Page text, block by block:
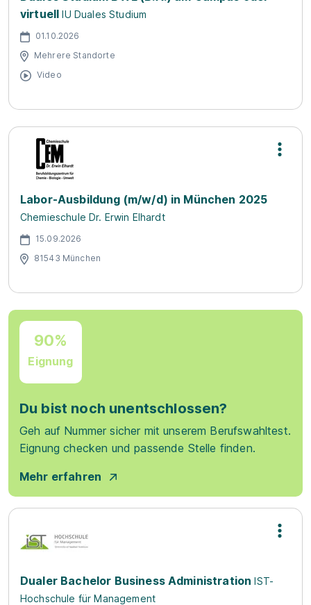
virtuell IU Duales Studium
01.10.2026
Mehrere Standorte
Video
Labor-Ausbildung (m/w/d) in München 2025
Chemieschule Dr. Erwin Elhardt
15.09.2026
81543 München
90%
Eignung
Du bist noch unentschlossen?
Geh auf Nummer sicher mit unserem Berufswahltest.
Eignung checken und passende Stelle finden.
Mehr erfahren
Dualer Bachelor Business Administration IST-
Hochschule für Management